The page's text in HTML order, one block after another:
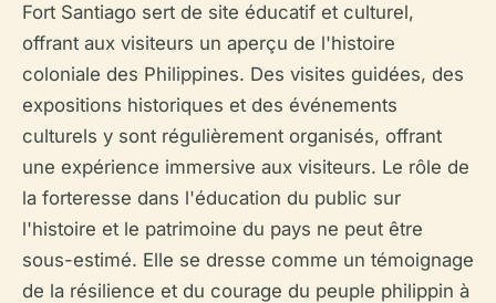
Fort Santiago sert de site éducatif et culturel,
offrant aux visiteurs un aperçu de l'histoire
coloniale des Philippines. Des visites guidées, des
expositions historiques et des événements
culturels y sont régulièrement organisés, offrant
une expérience immersive aux visiteurs. Le rôle de
la forteresse dans l'éducation du public sur
l'histoire et le patrimoine du pays ne peut être
sous-estimé. Elle se dresse comme un témoignage
de la résilience et du courage du peuple philippin à